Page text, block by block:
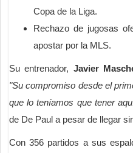
Copa de la Liga.
Rechazo de jugosas
apostar por la MLS.
Su entrenador, Javier
"Su compromiso desde el
que lo teníamos que tener
de De Paul a pesar de llegar
Con 356 partidos a sus